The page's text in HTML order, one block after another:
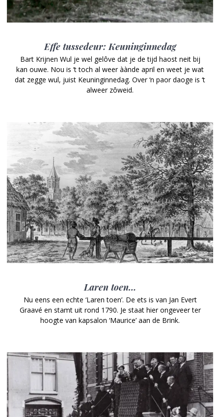
Effe tussedeur: Keuninginnedag
Bart Krijnen Wul je wel gelôve dat je de tijd haost neit bij
kan ouwe. Nou is ‘t toch al weer àànde april en weet je wat
dat zegge wul, juist Keuninginnedag. Over ‘n paor daoge is ‘t
alweer zôweid.
Laren toen…
Nu eens een echte ‘Laren toen’. De ets is van Jan Evert
Graavé en stamt uit rond 1790. Je staat hier ongeveer ter
hoogte van kapsalon ‘Maurice’ aan de Brink.